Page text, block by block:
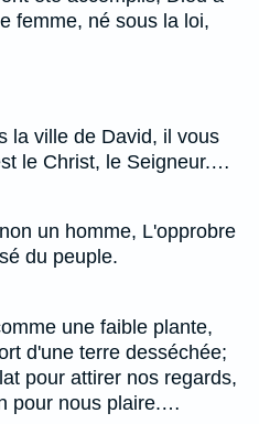
femme, né sous la loi,
la ville de David, il vous
le Christ, le Seigneur.…
un homme, L'opprobre
du peuple.
une faible plante,
d'une terre desséchée;
pour attirer nos regards,
pour nous plaire.…